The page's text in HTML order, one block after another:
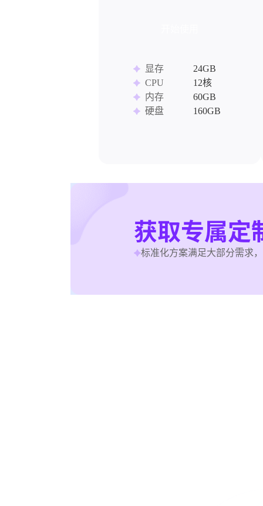
显存
24GB
CPU
12核
内存
60GB
硬盘
160GB
获取专属定
标准化方案满足大部分需求